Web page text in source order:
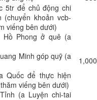
5tr để chủ động chi
khoản vcb-
viếng bên dưới)
Hồ Phong ở quê (a
Minh góp quỹ (a
Quốc để thực hiện
viếng bên dưới)
(a Luyện chi-tai